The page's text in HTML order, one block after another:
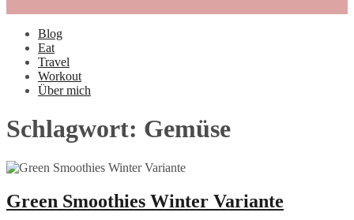
Blog
Eat
Travel
Workout
Über mich
Schlagwort: Gemüse
Green Smoothies Winter Variante